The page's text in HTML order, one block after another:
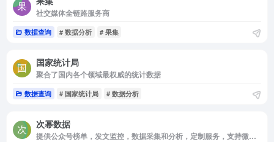
社交媒体全链路服务商
数据查询 # 数据分析 # 果集
国家统计局
聚合了国内各个领域最权威的统计数据
数据查询 # 国家统计局 # 数据分析
次幂数据
提供公众号榜单，发文监控，数据采集和分析，定制服务，支持微信文章搜索，爆款文章素材,历史文章查询等